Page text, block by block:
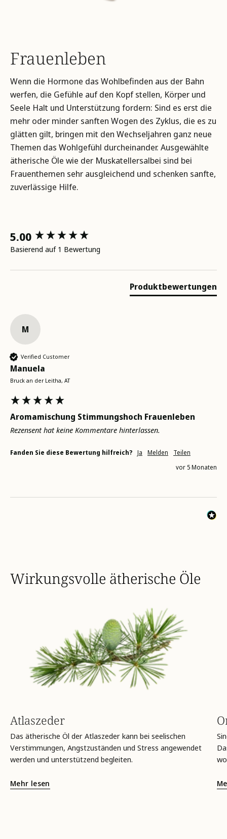
Frauenleben
Wenn die Hormone das Wohlbefinden aus der Bahn
werfen, die Gefühle auf den Kopf stellen, Körper und
Seele Halt und Unterstützung fordern: Sind es erst die
mehr oder minder sanften Wogen des Zyklus, die es zu
glätten gilt, bringen mit den Wechseljahren ganz neue
Themen das Wohlgefühl durcheinander. Ausgewählte
ätherische Öle wie der Muskatellersalbei sind bei
Frauenthemen sehr ausgleichend und schenken sanfte,
zuverlässige Hilfe.
5.00
Basierend auf 1 Bewertung
Produktbewertungen
M
Verified Customer
Manuela
Bruck an der Leitha, AT
Aromamischung Stimmungshoch Frauenleben
Rezensent hat keine Kommentare hinterlassen.
Fanden Sie diese Bewertung hilfreich? Ja Melden
Teilen
vor 5 Monaten
New content loaded
Wirkungsvolle ätherische Öle
Atlaszeder
Das ätherische Öl der Atlaszeder kann bei seelischen
Verstimmungen, Angstzuständen und Stress angewendet
werden und unterstützend begleiten.
Mehr lesen